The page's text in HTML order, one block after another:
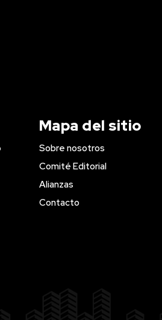
Mapa del sitio
Sobre nosotros
Comité Editorial
Alianzas
Contacto